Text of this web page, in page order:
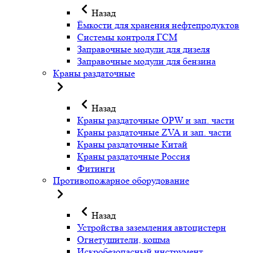
Назад
Ёмкости для хранения нефтепродуктов
Системы контроля ГСМ
Заправочные модули для дизеля
Заправочные модули для бензина
Краны раздаточные
Назад
Краны раздаточные OPW и зап. части
Краны раздаточные ZVA и зап. части
Краны раздаточные Китай
Краны раздаточные Россия
Фитинги
Противопожарное оборудование
Назад
Устройства заземления автоцистерн
Огнетушители, кошма